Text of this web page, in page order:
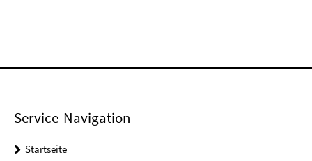
Service-Navigation
Startseite